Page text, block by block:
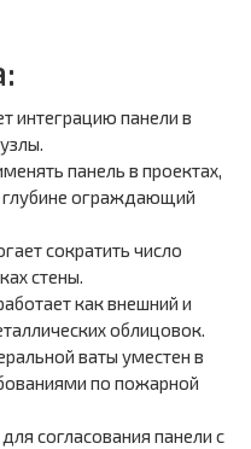
интеграцию панели в
панель в проектах,
глубине ограждающий
сократить число
стены.
как внешний и
облицовок.
ваты уместен в
по пожарной
согласования панели с